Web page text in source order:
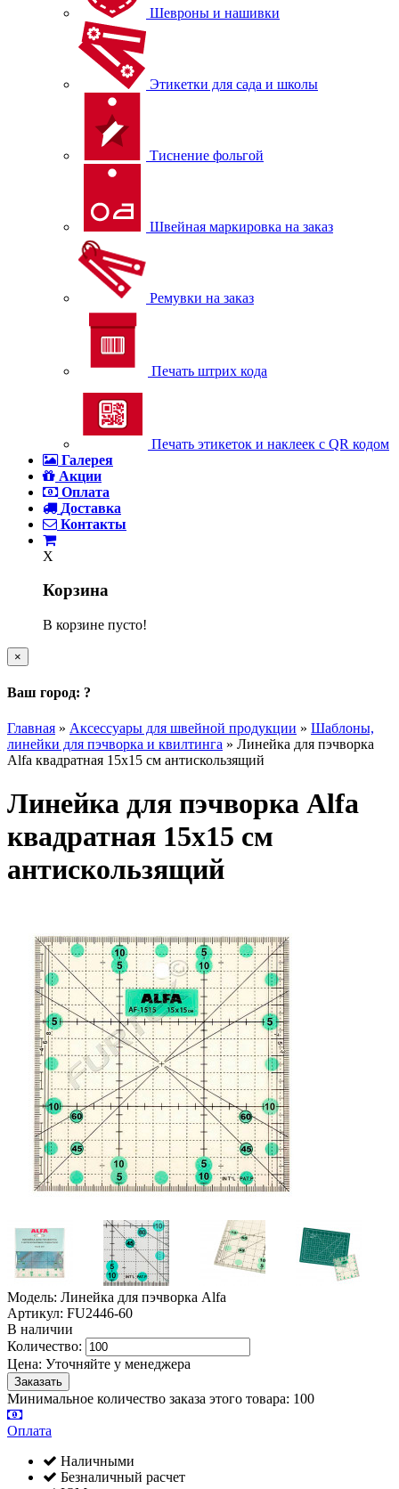
Шевроны и нашивки
Этикетки для сада и школы
Тиснение фольгой
Швейная маркировка на заказ
Ремувки на заказ
Печать штрих кода
Печать этикеток и наклеек с QR кодом
Галерея
Акции
Оплата
Доставка
Контакты
X
Корзина
В корзине пусто!
×
Ваш город: ?
Главная » Аксессуары для швейной продукции » Шаблоны,
линейки для пэчворка и квилтинга » Линейка для пэчворка
Alfa квадратная 15х15 см антискользящий
Линейка для пэчворка Alfa
квадратная 15х15 см
антискользящий
Модель: Линейка для пэчворка Alfa
Артикул: FU2446-60
В наличии
Количество:
Цена: Уточняйте у менеджера
Минимальное количество заказа этого товара: 100
Оплата
Наличными
Безналичный расчет